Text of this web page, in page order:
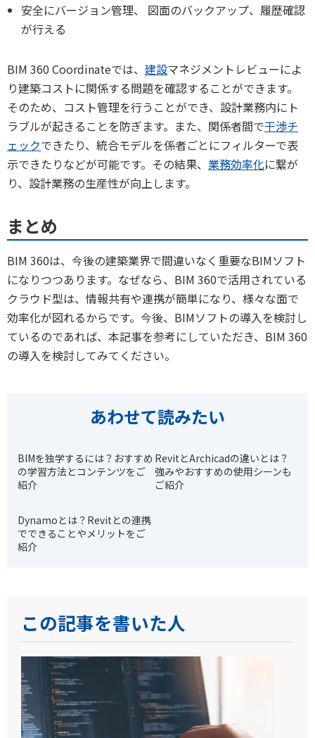
安全にバージョン管理、 図面のバックアップ、履歴確認
が行える
BIM 360 Coordinateでは、 建設マネジメントレビューによ
り建築コストに関係する問題を確認することができます。
そのため、コスト管理を行うことができ、設計業務内にト
ラブルが起きることを防ぎます。また、関係者間で干渉チ
ェックできたり、統合モデルを係者ごとにフィルターで表
示できたりなどが可能です。その結果、 業務効率化に繋が
り、設計業務の生産性が向上します。
まとめ
BIM 360は、今後の建築業界で間違いなく重要なBIMソフト
になりつつあります。なぜなら、BIM 360で活用されている
クラウド型は、情報共有や連携が簡単になり、様々な面で
効率化が図れるからです。今後、BIMソフトの導入を検討し
ているのであれば、本記事を参考にしていただき、BIM 360
の導入を検討してみてください。
あわせて読みたい
BIMを独学するには？おすすめ
の学習方法とコンテンツをご
紹介
RevitとArchicadの違いとは？
強みやおすすめの使用シーンも
ご紹介
Dynamoとは？Revitとの連携
でできることやメリットをご
紹介
この記事を書いた人